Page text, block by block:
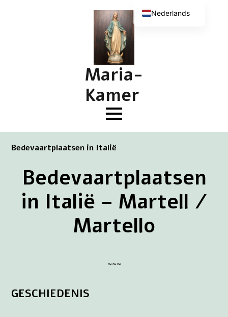
Maria-
Kamer
Bedevaartplaatsen in Italië
Bedevaartplaatsen
in Italië – Martell /
Martello
~~~
GESCHIEDENIS
Nederlands